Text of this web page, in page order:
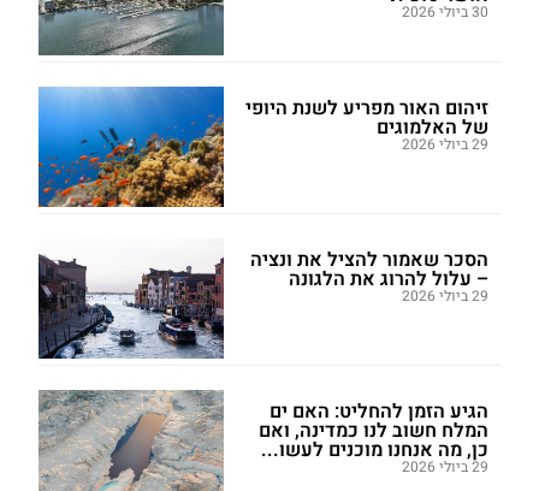
30 ביולי 2026
זיהום האור מפריע לשנת היופי
של האלמוגים
29 ביולי 2026
הסכר שאמור להציל את ונציה
– עלול להרוג את הלגונה
29 ביולי 2026
הגיע הזמן להחליט: האם ים
המלח חשוב לנו כמדינה, ואם
כן, מה אנחנו מוכנים לעשו...
29 ביולי 2026